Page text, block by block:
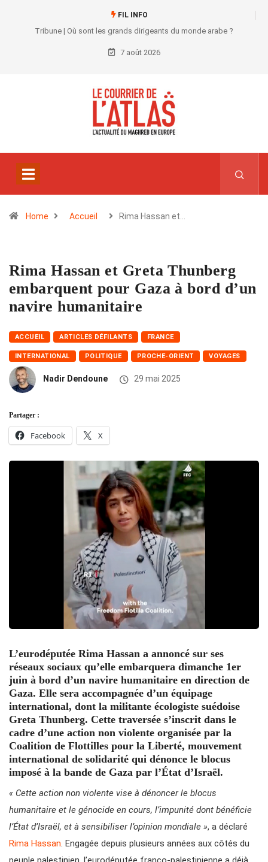
FIL INFO
Tribune | Où sont les grands dirigeants du monde arabe ?
7 août 2026
Home Accueil Rima Hassan et…
Rima Hassan et Greta Thunberg
embarquent pour Gaza à bord d’un
navire humanitaire
ACCUEIL ARTICLES DÉFILANTS FRANCE
INTERNATIONAL POLITIQUE PROCHE-ORIENT VOYAGES
Nadir Dendoune 29 mai 2025
Partager :
Facebook X
L’eurodéputée Rima Hassan a annoncé sur ses
réseaux sociaux qu’elle embarquera dimanche 1er
juin à bord d’un navire humanitaire en direction de
Gaza. Elle sera accompagnée d’un équipage
international, dont la militante écologiste suédoise
Greta Thunberg. Cette traversée s’inscrit dans le
cadre d’une action non violente organisée par la
Coalition de Flottilles pour la Liberté, mouvement
international de solidarité qui dénonce le blocus
imposé à la bande de Gaza par l’État d’Israël.
« Cette action non violente vise à dénoncer le blocus
humanitaire et le génocide en cours, l’impunité dont bénéficie
l’État d’Israël, et à sensibiliser l’opinion mondiale », a déclaré
Rima Hassan. Engagée depuis plusieurs années aux côtés du